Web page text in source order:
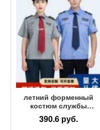
летний форменный
костюм службы
безопасности 2011
года, мужская рубашка
390.6 руб.